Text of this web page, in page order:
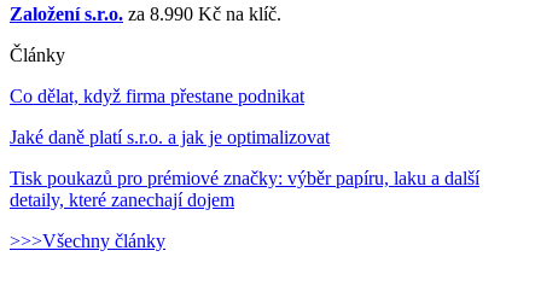
Založení s.r.o. za 8.990 Kč na klíč.
Články
Co dělat, když firma přestane podnikat
Jaké daně platí s.r.o. a jak je optimalizovat
Tisk poukazů pro prémiové značky: výběr papíru, laku a další
detaily, které zanechají dojem
>>>Všechny články